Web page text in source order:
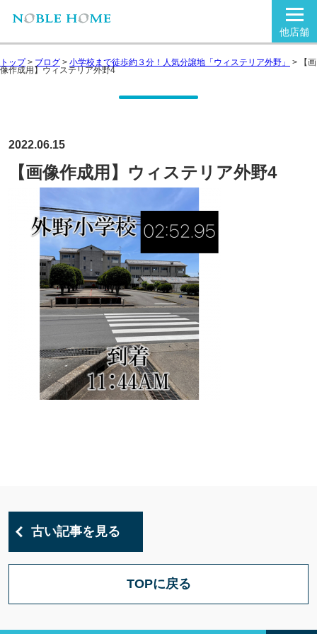
他店舗
トップ> ブログ > 小学校まで徒歩約３分！人気分譲地「ウィステリア外野」 > 【画
像作成用】ウィステリア外野4
2022.06.15
【画像作成用】ウィステリア外野4
古い記事を見る
TOPに戻る